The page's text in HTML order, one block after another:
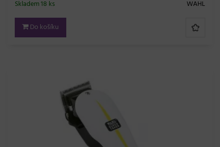
WAHL
Skladem 18 ks
Do košíku